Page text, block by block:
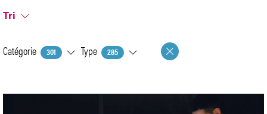
Tri
Catégorie 301 Type 285